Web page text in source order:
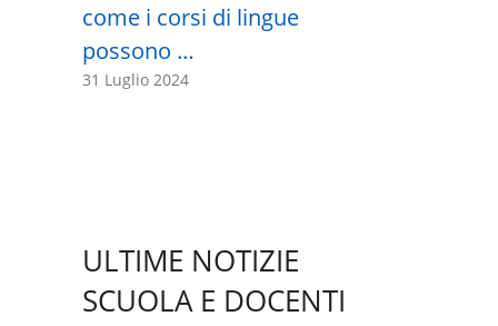
come i corsi di lingue
possono …
31 Luglio 2024
ULTIME NOTIZIE
SCUOLA E DOCENTI